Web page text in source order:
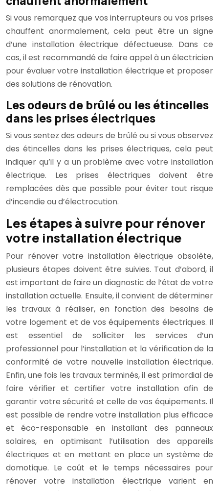
Si vous remarquez que vos interrupteurs ou vos prises
chauffent anormalement, cela peut être un signe
d’une installation électrique défectueuse. Dans ce
cas, il est recommandé de faire appel à un électricien
pour évaluer votre installation électrique et proposer
des solutions de rénovation.
Les odeurs de brûlé ou les étincelles
dans les prises électriques
Si vous sentez des odeurs de brûlé ou si vous observez
des étincelles dans les prises électriques, cela peut
indiquer qu’il y a un problème avec votre installation
électrique. Les prises électriques doivent être
remplacées dès que possible pour éviter tout risque
d’incendie ou d’électrocution.
Les étapes à suivre pour rénover
votre installation électrique
Pour rénover votre installation électrique obsolète,
plusieurs étapes doivent être suivies. Tout d’abord, il
est important de faire un diagnostic de l’état de votre
installation actuelle. Ensuite, il convient de déterminer
les travaux à réaliser, en fonction des besoins de
votre logement et de vos équipements électriques. Il
est essentiel de solliciter les services d’un
professionnel pour l’installation et la vérification de la
conformité de votre nouvelle installation électrique.
Enfin, une fois les travaux terminés, il est primordial de
faire vérifier et certifier votre installation afin de
garantir votre sécurité et celle de vos équipements. Il
est possible de rendre votre installation plus efficace
et éco-responsable en installant des panneaux
solaires, en optimisant l’utilisation des appareils
électriques et en mettant en place un système de
domotique. Le coût et le temps nécessaires pour
rénover votre installation électrique varient en